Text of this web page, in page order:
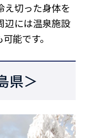
え切った身体を
辺には温泉施設
能です。
県＞